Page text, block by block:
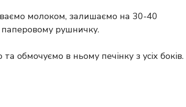
молоком, залишаємо на 30-40
рушничку.
обмочуємо в ньому печінку з усіх боків.